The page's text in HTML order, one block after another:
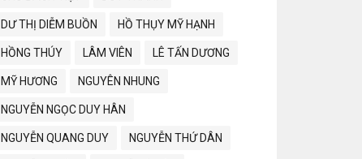
DƯ THỊ DIỄM BUỒN HỒ THỤY MỸ HẠNH
HỒNG THÚY LÂM VIÊN LÊ TẤN DƯƠNG
MỸ HƯƠNG NGUYÊN NHUNG
NGUYỄN NGỌC DUY HÂN
NGUYỄN QUANG DUY NGUYỄN THỨ DÂN